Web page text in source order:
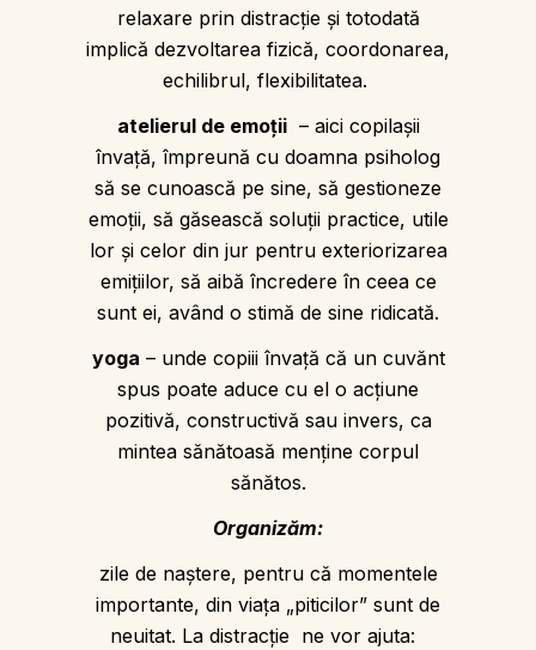
relaxare prin distracţie şi totodată
implică dezvoltarea fizică, coordonarea,
echilibrul, flexibilitatea.
atelierul de emoţii– aici copilaşii
învaţă, împreună cu doamna psiholog
să se cunoască pe sine, să gestioneze
emoţii, să găsească soluţii practice, utile
lor şi celor din jur pentru exteriorizarea
emiţiilor, să aibă încredere în ceea ce
sunt ei, având o stimă de sine ridicată.
yoga – unde copiii învață că un cuvănt
spus poate aduce cu el o acțiune
pozitivă, constructivă sau invers, ca
mintea sănătoasă menține corpul
sănătos.
Organizăm:
zile de naştere, pentru că momentele
importante, din viaţa „piticilor” sunt de
neuitat. La distracție ne vor ajuta: